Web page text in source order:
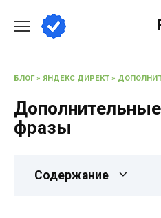
содержанию
БЛОГ» ЯНДЕКС ДИРЕКТ »
фразы
Содержание